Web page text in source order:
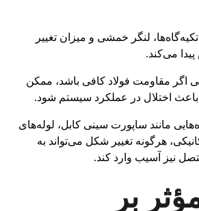
لنگر خمشی و میزان تغییر
می‌کند.
اگر مقاومت فولاد کافی باشد، ممکن
اختلال در عملکرد سیستم شود.
مانند ساپورت سینی کابل، لوله‌های
هرگونه تغییر شکل می‌تواند به
نیز آسیب وارد کند.
بر